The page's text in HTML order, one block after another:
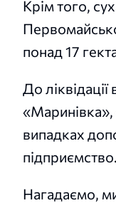
Крім того,
понад 17
До
випадках
Нагадаємо,